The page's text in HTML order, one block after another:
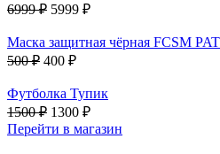
6999 ₽ 5999 ₽
Маска защитная чёрная FCSM
500 ₽ 400 ₽
Футболка Тупик
1500 ₽ 1300 ₽
Перейти в магазин